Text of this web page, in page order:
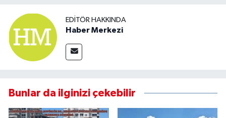
EDITÖR HAKKINDA
Haber Merkezi
Bunlar da ilginizi çekebilir